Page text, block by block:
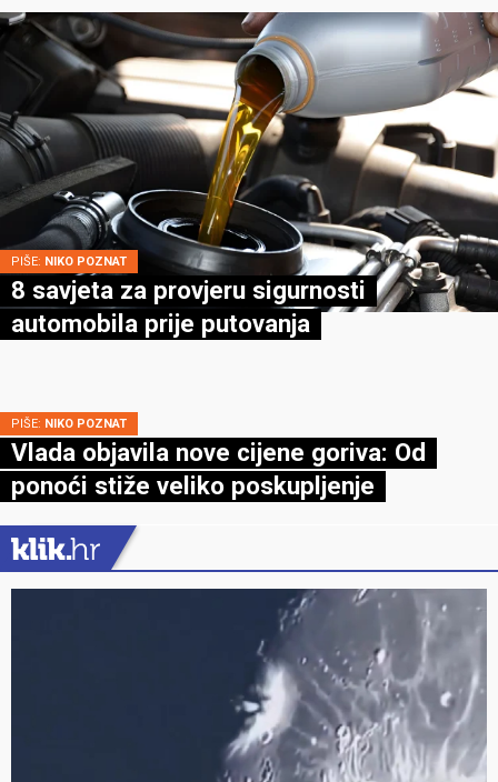
PIŠE: NIKO POZNAT
8 savjeta za provjeru sigurnosti
automobila prije putovanja
PIŠE: NIKO POZNAT
Vlada objavila nove cijene goriva: Od
ponoći stiže veliko poskupljenje